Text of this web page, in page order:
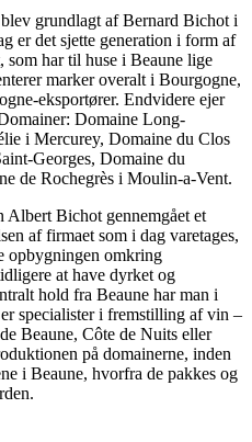
grundlagt af Bernard Bichot i
er det sjette generation i form af
har til huse i Beaune lige
marker overalt i Bourgogne,
eksportører. Endvidere ejer
Domaine Long-
i Mercurey, Domaine du Clos
Georges, Domaine du
de Rochegrès i Moulin-a-Vent.
Albert Bichot gennemgået et
af firmaet som i dag varetages,
opbygningen omkring
at have dyrket og
hold fra Beaune har man i
specialister i fremstilling af vin –
Beaune, Côte de Nuits eller
på domainerne, inden
i Beaune, hvorfra de pakkes og